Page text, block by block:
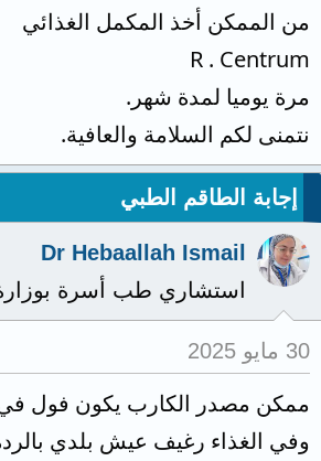
من الممكن أخذ المكمل الغذائي
R . Centrum
مرة يوميا لمدة شهر.
نتمنى لكم السلامة والعافية.
إجابة الطاقم الطبي
Dr Hebaallah Ismail
استشاري طب أسرة
30 مايو 2025
ممكن مصدر الكارب يكون فول
وفي الغذاء رغيف عيش بلدي